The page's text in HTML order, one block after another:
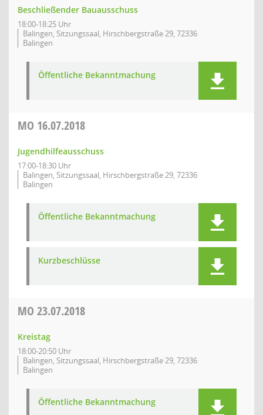
Beschließender Bauausschuss
18:00-18:25 Uhr
Balingen, Sitzungssaal, Hirschbergstraße 29, 72336
Balingen
Öffentliche Bekanntmachung
MO 16.07.2018
Jugendhilfeausschuss
17:00-18:30 Uhr
Balingen, Sitzungssaal, Hirschbergstraße 29, 72336
Balingen
Öffentliche Bekanntmachung
Kurzbeschlüsse
MO 23.07.2018
Kreistag
18:00-20:50 Uhr
Balingen, Sitzungssaal, Hirschbergstraße 29, 72336
Balingen
Öffentliche Bekanntmachung